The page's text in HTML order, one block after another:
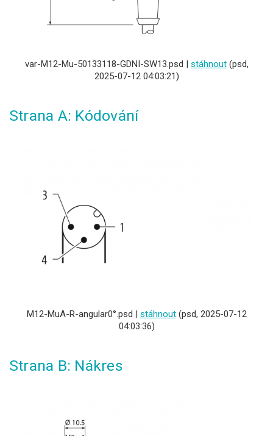
var-M12-Mu-50133118-GDNI-SW13.psd | stáhnout(psd,
2025-07-12 04:03:21)
Strana A: Kódování
M12-MuA-R-angular0°.psd | stáhnout(psd, 2025-07-12
04:03:36)
Strana B: Nákres